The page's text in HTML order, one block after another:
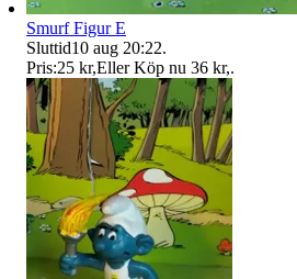
Smurf Figur E
Sluttid10 aug 20:22.
Pris:25 kr,Eller Köp nu 36 kr,.